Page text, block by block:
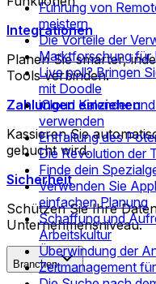
Integrationen
Planen Sie smarter,
Tools verbinden.
Zahlungen einziehen
Kassieren Sie
gebucht wird.
Sicherheit
Schützen Sie Ihre
Unternehmensniveau.
Branchen
Führung von
meistern
Die Vorteile der
Marktforschung für
Live poll? Bringen
mit Doodle
iCloud Kalender
verwenden
Entfaltung des
Die Revolution der
Finde dein
Verwenden Sie
einfachen Planung
Schaffung und
Arbeitskultur
Überwindung der
Zeitmanagement